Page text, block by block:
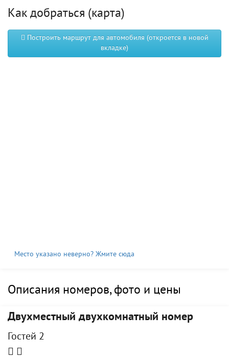
Как добраться (карта)
Построить маршрут для автомобиля (откроется в новой
вкладке)
Место указано неверно? Жмите сюда
Описания номеров, фото и цены
Двухместный двухкомнатный номер
Гостей 2